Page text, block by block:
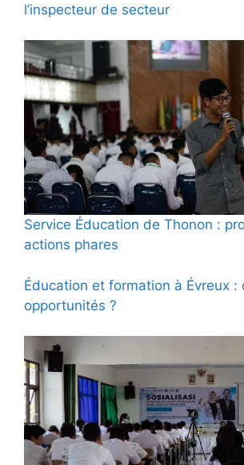
l’inspecteur de secteur
Service Éducation de Thonon :
actions phares
Éducation et formation à Évreux :
opportunités ?